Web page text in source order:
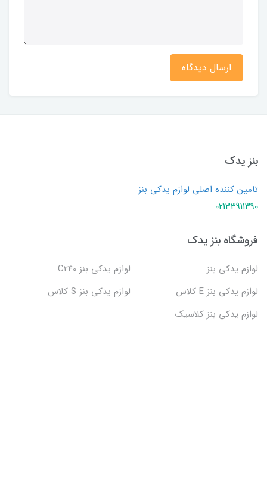
ارسال دیدگاه
بنز یدک
تامین کننده اصلی لوازم یدکی بنز
02133911390
فروشگاه بنز یدک
لوازم یدکی بنز
لوازم یدکی بنز C240
لوازم یدکی بنز E کلاس
لوازم یدکی بنز S کلاس
لوازم یدکی بنز کلاسیک